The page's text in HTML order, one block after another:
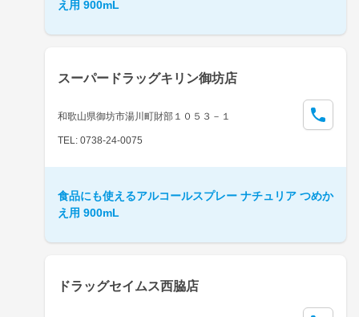
え用 900mL
スーパードラッグキリン御坊店
和歌山県御坊市湯川町財部１０５３－１
TEL: 0738-24-0075
食品にも使えるアルコールスプレー ナチュリア つめか
え用 900mL
ドラッグセイムス西脇店